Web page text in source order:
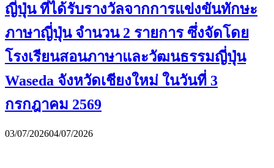
ญี่ปุ่น ที่ได้รับรางวัลจากการแข่งขันทักษะ
ภาษาญี่ปุ่น จำนวน 2 รายการ ซึ่งจัดโดย
โรงเรียนสอนภาษาและวัฒนธรรมญี่ปุ่น
Waseda จังหวัดเชียงใหม่ ในวันที่ 3
กรกฎาคม 2569
03/07/202604/07/2026